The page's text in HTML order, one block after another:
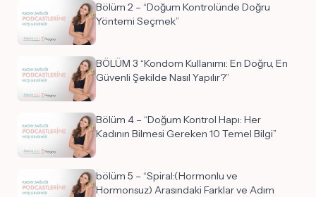
Bölüm 2 – “Doğum Kontrolünde Doğru
Yöntemi Seçmek”
BÖLÜM 3 “Kondom Kullanımı: En Doğru, En
Güvenli Şekilde Nasıl Yapılır?”
Bölüm 4 – “Doğum Kontrol Hapı: Her
Kadının Bilmesi Gereken 10 Temel Bilgi”
bölüm 5 – “Spiral:(Hormonlu ve
Hormonsuz) Arasındaki Farklar ve Adım